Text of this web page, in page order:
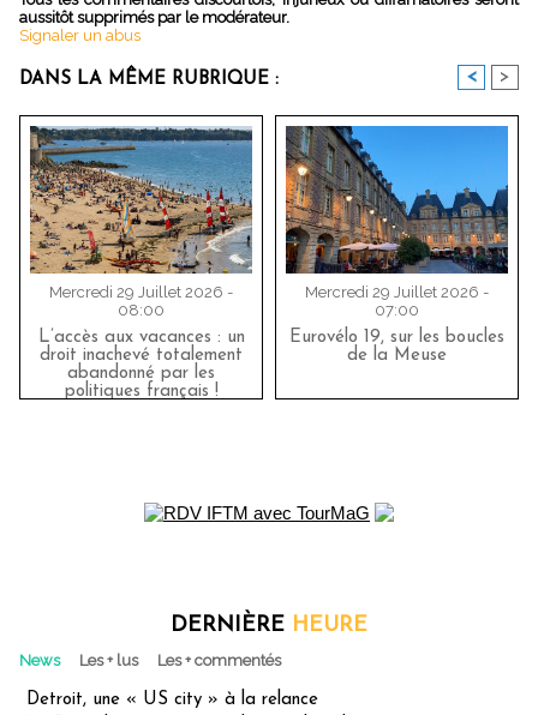
aussitôt supprimés par le modérateur.
Signaler un abus
DANS LA MÊME RUBRIQUE : < >
Mercredi 29 Juillet 2026 -
08:00
L’accès aux vacances : un
droit inachevé totalement
abandonné par les
politiques français !
Mercredi 29 Juillet 2026 -
07:00
Eurovélo 19, sur les boucles
de la Meuse
DERNIÈRE HEURE
News Les + lus Les + commentés
Detroit, une « US city » à la relance